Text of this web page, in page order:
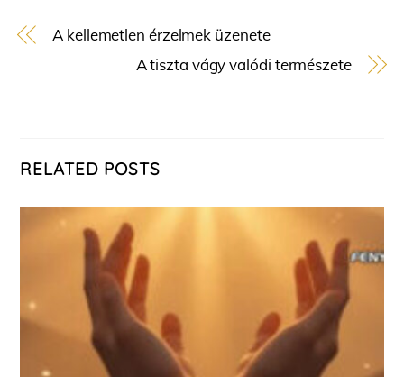
A kellemetlen érzelmek üzenete
A tiszta vágy valódi természete
RELATED POSTS